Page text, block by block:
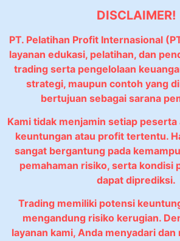
DISCLAIMER!
PT. Pelatihan Profit Internasional
layanan edukasi, pelatihan, dan
trading serta pengelolaan
strategi, maupun contoh yang
bertujuan sebagai sarana
Kami tidak menjamin setiap
keuntungan atau profit tertentu.
sangat bergantung pada
pemahaman risiko, serta kondisi
dapat diprediksi.
Trading memiliki potensi
mengandung risiko kerugian.
layanan kami, Anda menyadari